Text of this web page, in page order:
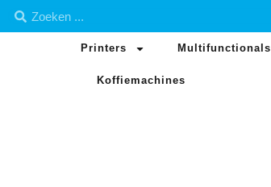
Printers Multifunctionals
Koffiemachines